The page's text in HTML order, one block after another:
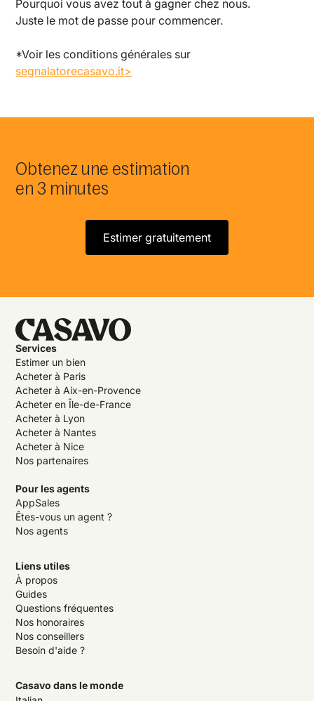
Pourquoi vous avez tout à gagner chez nous.
Juste le mot de passe pour commencer.
*Voir les conditions générales sur
segnalatorecasavo.it>
Obtenez une estimation
en 3 minutes
Estimer gratuitement
Services
Estimer un bien
Acheter à Paris
Acheter à Aix-en-Provence
Acheter en Île-de-France
Acheter à Lyon
Acheter à Nantes
Acheter à Nice
Nos partenaires
Pour les agents
AppSales
Êtes-vous un agent ?
Nos agents
Liens utiles
À propos
Guides
Questions fréquentes
Nos honoraires
Nos conseillers
Besoin d'aide ?
Casavo dans le monde